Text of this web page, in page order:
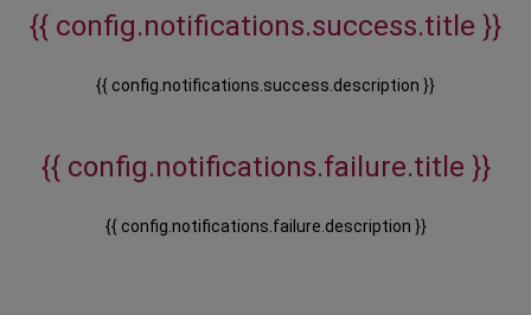
{{ config.notifications.success.title }}
{{ config.notifications.success.description }}
{{ config.notifications.failure.title }}
{{ config.notifications.failure.description }}